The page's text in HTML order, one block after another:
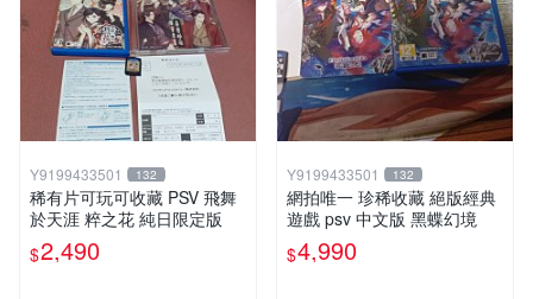
Y9199433501 132
稀有片可玩可收藏 PSV 飛舞
於天涯 粹之花 純日限定版
$2,490
Y9199433501 132
網拍唯一 珍稀收藏 絕版經典
遊戲 psv 中文版 黑蝶幻境
$4,990